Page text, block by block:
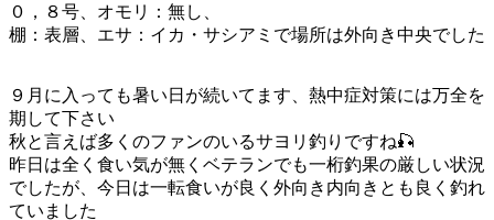
０，８号、オモリ：無し、
棚：表層、エサ：イカ・サシアミで場所は外向き中央でした
９月に入っても暑い日が続いてます、熱中症対策には万全を
期して下さい
秋と言えば多くのファンのいるサヨリ釣りですね🎣
昨日は全く食い気が無くベテランでも一桁釣果の厳しい状況
でしたが、今日は一転食いが良く外向き内向きとも良く釣れ
ていました